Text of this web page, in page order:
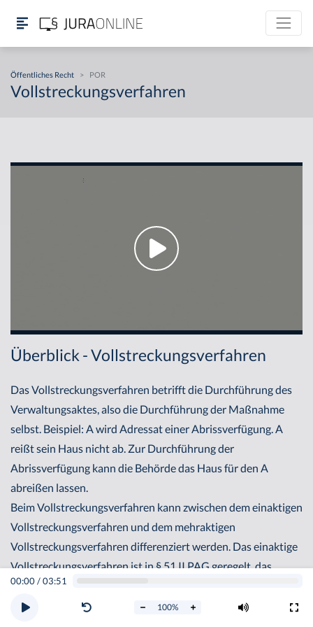
Öffentliches Recht > POR
Vollstreckungsverfahren
00:00/03:51
100%
Überblick - Vollstreckungsverfahren
Das Vollstreckungsverfahren betrifft die Durchführung des
Verwaltungsaktes, also die Durchführung der Maßnahme
selbst. Beispiel: A wird Adressat einer Abrissverfügung. A
reißt sein Haus nicht ab. Zur Durchführung der
Abrissverfügung kann die Behörde das Haus für den A
abreißen lassen.
Beim Vollstreckungsverfahren kann zwischen dem einaktigen
Vollstreckungsverfahren und dem mehraktigen
Vollstreckungsverfahren differenziert werden. Das einaktige
Vollstreckungsverfahren ist in § 51 II PAG geregelt, das
mehraktige Vollstreckungsverfahren ist in § 51 I PAG
normiert. Der Unterschied zwischen diesen